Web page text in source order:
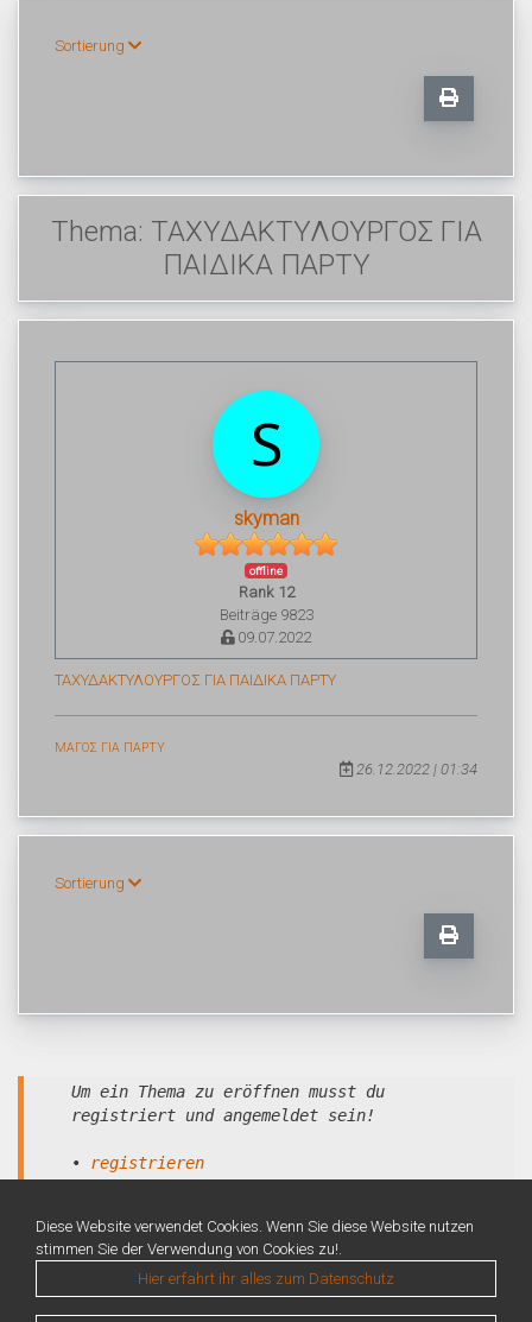
Sortierung
Thema: ΤΑΧΥΔΑΚΤΥΛΟΥΡΓΟΣ ΓΙΑ
ΠΑΙΔΙΚΑ ΠΑΡΤΥ
skyman
offline
Rank 12
Beiträge 9823
09.07.2022
ΤΑΧΥΔΑΚΤΥΛΟΥΡΓΟΣ ΓΙΑ ΠΑΙΔΙΚΑ ΠΑΡΤΥ
ΜΑΓΟΣ ΓΙΑ ΠΑΡΤΥ
26.12.2022 | 01:34
Sortierung
Um ein Thema zu eröffnen musst du
registriert und angemeldet sein!
• registrieren
Diese Website verwendet Cookies. Wenn Sie diese Website nutzen
stimmen Sie der Verwendung von Cookies zu!.
Hier erfahrt ihr alles zum Datenschutz